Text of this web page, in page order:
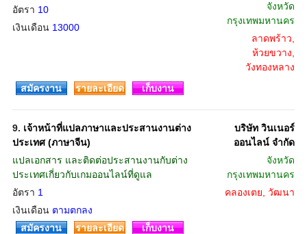
อัตรา 10
เงินเดือน 13000
จังหวัด
กรุงเทพมหานคร
ลาดพร้าว,
ห้วยขวาง,
วังทองหลาง
สมัครงาน
รายละเอียด เก็บงาน
9. เจ้าหน้าที่แปลภาษาและประสานงานต่าง
ประเทศ (ภาษาจีน)
แปลเอกสาร และติดต่อประสานงานกับต่าง
ประเทศเกี่ยวกับเกมออนไลน์ที่ดูแล
อัตรา 1
เงินเดือน ตามตกลง
บริษัท วินเนอร์
ออนไลน์ จำกัด
จังหวัด
กรุงเทพมหานคร
คลองเตย, วัฒนา
สมัครงาน รายละเอียด เก็บงาน